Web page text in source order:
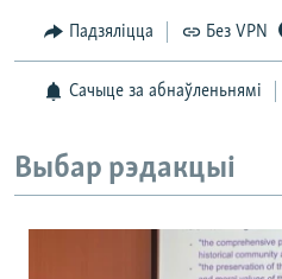
Падзяліцца Без VPN
Сачыце за абнаўленьнямі
Выбар рэдакцыі